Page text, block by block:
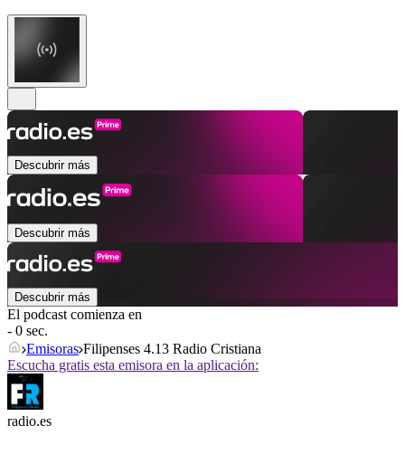
Descubrir más
Descubrir más
Descubrir más
El podcast comienza en
- 0 sec.
Emisoras Filipenses 4.13 Radio Cristiana
Escucha gratis esta emisora en la aplicación:
radio.es